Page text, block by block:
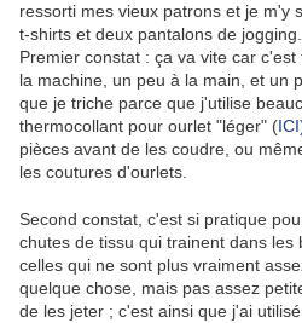
ressorti mes vieux patrons et je m'y
t-shirts et deux pantalons de jogging.
Premier constat : ça va vite car
la machine, un peu à la main, et un
que je triche parce que j'utilise
thermocollant pour ourlet "léger" (
pièces avant de les coudre, ou
les coutures d'ourlets.
Second constat, c'est si pratique
chutes de tissu qui trainent dans les
celles qui ne sont plus vraiment
quelque chose, mais pas assez
de les jeter ; c'est ainsi que j'ai